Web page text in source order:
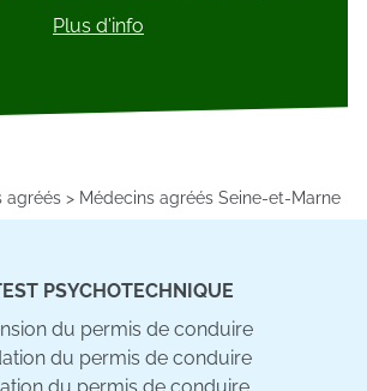
Plus d'info
agréés > Médecins agréés Seine-et-Marne
PSYCHOTECHNIQUE
du permis de conduire
du permis de conduire